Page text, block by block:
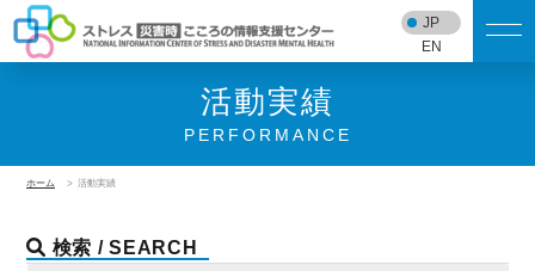
JP
EN
活動実績
PERFORMANCE
ホーム 活動実績
検索 / SEARCH